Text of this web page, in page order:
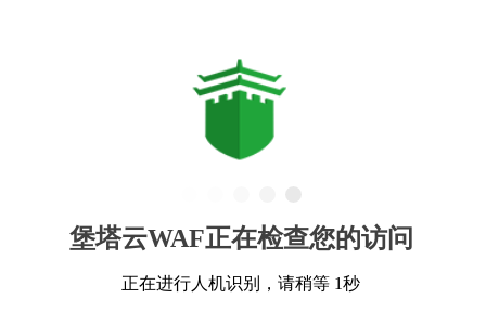
堡塔云WAF正在检查您的访问
正在进行人机识别，请稍等 1秒